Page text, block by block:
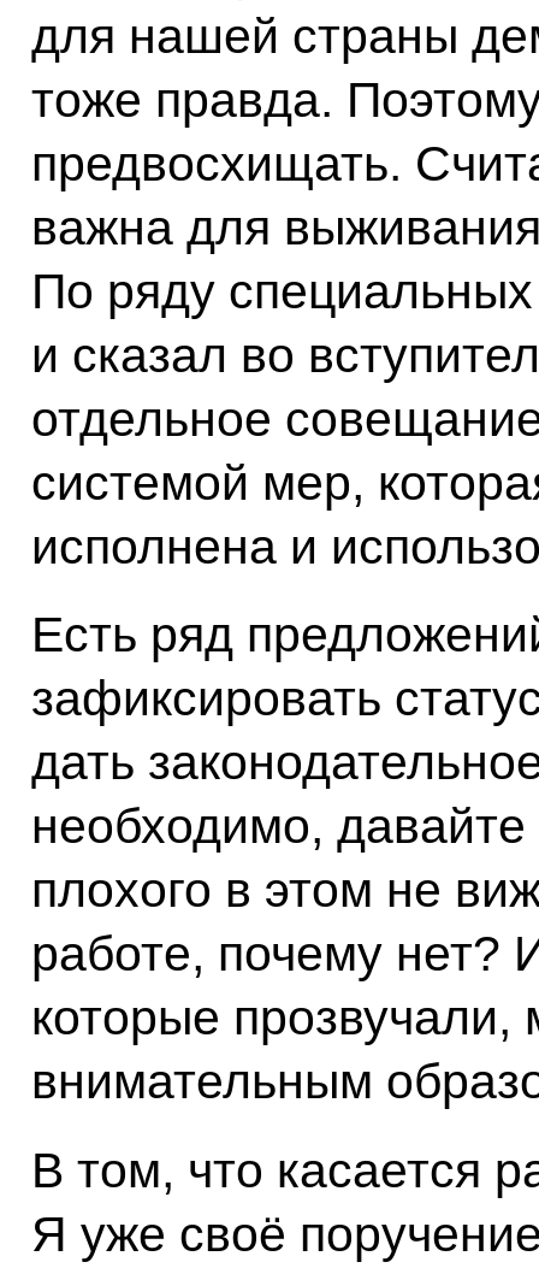
для нашей страны
тоже правда.
предвосхищать.
важна для
По ряду
и сказал во
отдельное
системой мер,
исполнена и
Есть ряд
зафиксировать
дать
необходимо,
плохого в этом не
работе, почему нет?
которые
внимательным
В том, что
Я уже своё